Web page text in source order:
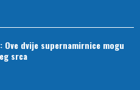
Ove dvije supernamirnice mogu
srca